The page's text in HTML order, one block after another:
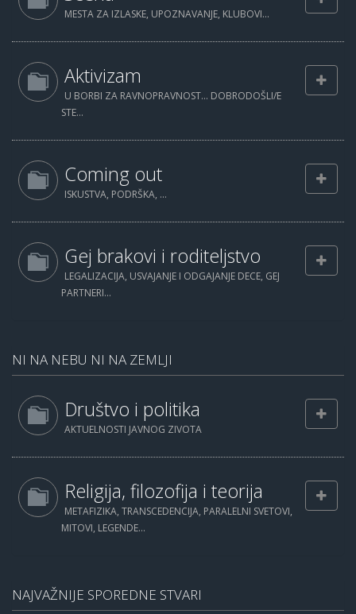
MESTA ZA IZLASKE, UPOZNAVANJE, KLUBOVI...
Aktivizam
U BORBI ZA RAVNOPRAVNOST... DOBRODOŠLI/E
STE...
Coming out
ISKUSTVA, PODRŠKA, ...
Gej brakovi i roditeljstvo
LEGALIZACIJA, USVAJANJE I ODGAJANJE DECE, GEJ
PARTNERI...
NI NA NEBU NI NA ZEMLJI
Društvo i politika
AKTUELNOSTI JAVNOG ZIVOTA
Religija, filozofija i teorija
METAFIZIKA, TRANSCEDENCIJA, PARALELNI SVETOVI,
MITOVI, LEGENDE...
NAJVAŽNIJE SPOREDNE STVARI